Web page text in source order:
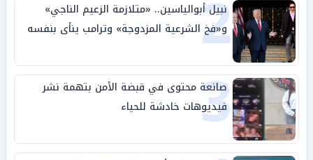
2
نبيل أبوالياسين.. «متلازمة الزعيم الناجي»
و«فخ الشرعية المزدوجة» وترامب ينأى بنفسه
وحليفه في «ميتم استراتيجي»
3
صانعة محتوى في قبضة الأمن بتهمة نشر
فيديوهات خادشة للحياء